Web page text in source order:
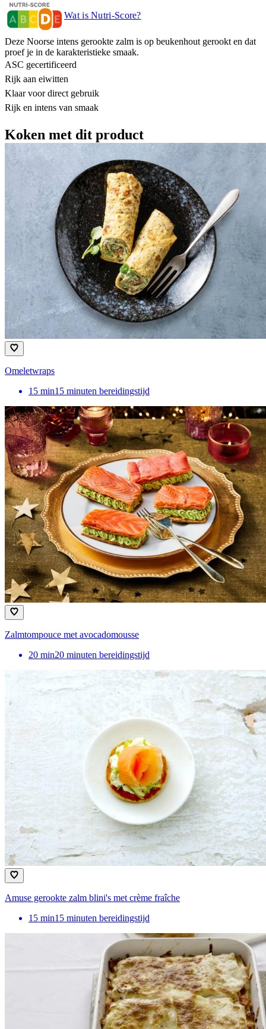
Wat is Nutri-Score?
Deze Noorse intens gerookte zalm is op beukenhout gerookt en dat
proef je in de karakteristieke smaak.
ASC gecertificeerd
Rijk aan eiwitten
Klaar voor direct gebruik
Rijk en intens van smaak
Koken met dit product
Omeletwraps
15 min15 minuten bereidingstijd
Zalmtompouce met avocadomousse
20 min20 minuten bereidingstijd
Amuse gerookte zalm blini's met crè­me fraî­che
15 min15 minuten bereidingstijd